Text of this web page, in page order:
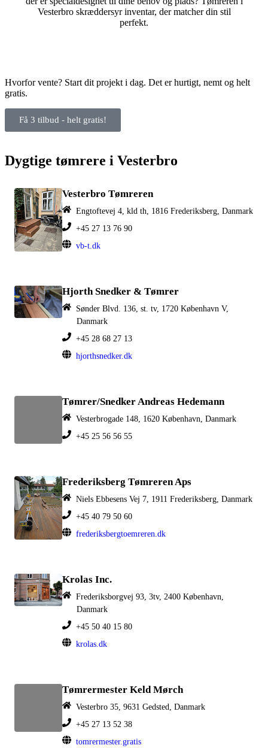
Vesterbro skræddersyr inventar, der matcher din stil
perfekt.
Hvorfor vente? Start dit projekt i dag. Det er hurtigt, nemt og helt
gratis.
Få 3 tilbud - helt gratis!
Dygtige tømrere i Vesterbro
Vesterbro Tømreren
Engtoftevej 4, kld th, 1816 Frederiksberg, Danmark
+45 27 13 76 90
vb-t.dk
Hjorth Snedker & Tømrer
Sønder Blvd. 136, st. tv, 1720 København V,
Danmark
+45 28 68 27 13
hjorthsnedker.dk
Tømrer/Snedker Andreas Hedemann
Vesterbrogade 148, 1620 København, Danmark
+45 25 56 56 55
Frederiksberg Tømreren Aps
Niels Ebbesens Vej 7, 1911 Frederiksberg, Danmark
+45 40 79 50 60
frederiksbergtoemreren.dk
Krolas Inc.
Frederiksborgvej 93, 3tv, 2400 København,
Danmark
+45 50 40 15 80
krolas.dk
Tømrermester Keld Mørch
Vesterbro 35, 9631 Gedsted, Danmark
+45 27 13 52 38
tomrermester.gratis